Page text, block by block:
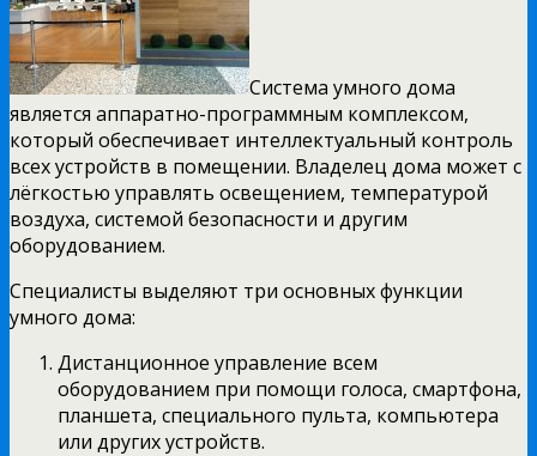
Система умного дома
является аппаратно-программным комплексом,
который обеспечивает интеллектуальный контроль
всех устройств в помещении. Владелец дома может с
лёгкостью управлять освещением, температурой
воздуха, системой безопасности и другим
оборудованием.
Специалисты выделяют три основных функции
умного дома:
Дистанционное управление всем
оборудованием при помощи голоса, смартфона,
планшета, специального пульта, компьютера
или других устройств.